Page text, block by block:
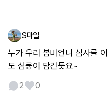
S마일
누가 우리 봄비언니 심사를
도 심쿵이 담긴듯요~
2 0